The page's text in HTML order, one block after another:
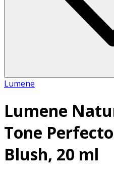
Lumene
Lumene
Tone
Blush, 20 ml